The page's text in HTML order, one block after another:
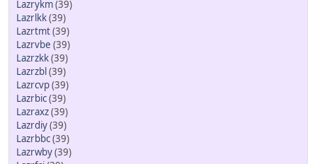
Lazrykm(39)
Lazrlkk(39)
Lazrtmt(39)
Lazrvbe (39)
Lazrzkk(39)
Lazrzbl(39)
Lazrcvp(39)
Lazrbic(39)
Lazraxz(39)
Lazrdiy(39)
Lazrbbc(39)
Lazrwby(39)